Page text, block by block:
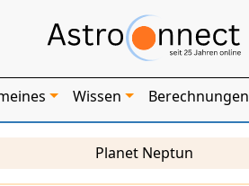
Wissen Berechnungen
Planet Neptun